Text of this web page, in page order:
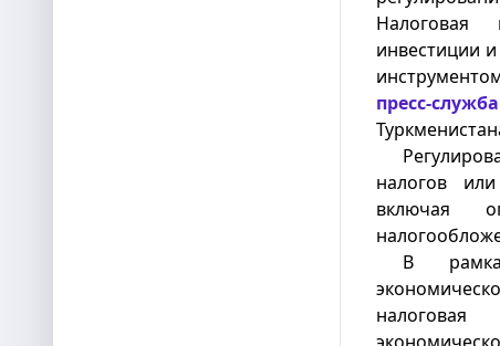
Налоговая
инвестиции
пресс-служба
налогов
включая
В
налоговая